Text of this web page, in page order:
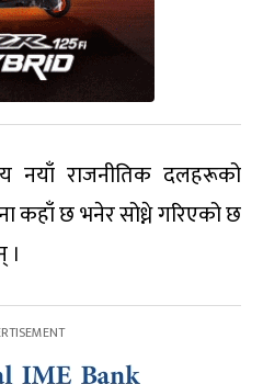
राजनीतिक दलहरूको
कहाँ छ भनेर सोध्ने गरिएको छ
।